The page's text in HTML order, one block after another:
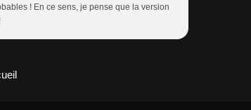
! En ce sens, je pense que la version